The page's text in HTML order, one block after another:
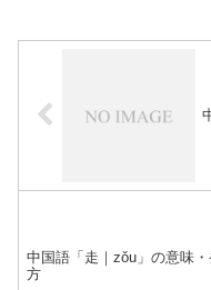
中国語「走｜zǒu」の意味
方